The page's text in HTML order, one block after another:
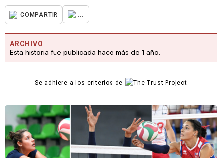
COMPARTIR ...
ARCHIVO
Esta historia fue publicada hace más de 1 año.
Se adhiere a los criterios de